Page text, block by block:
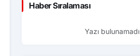
Haber Sıralaması
Yazı bulunamadı